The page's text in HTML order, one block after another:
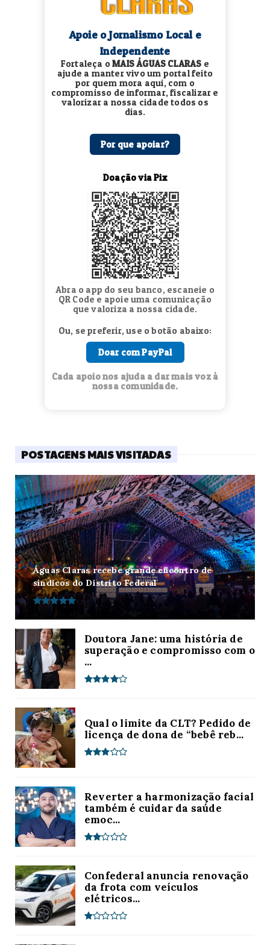
Apoie o Jornalismo Local e
Independente
Fortaleça oMAIS ÁGUAS CLARAS e
ajude a manter vivo um portal feito
por quem mora aqui, com o
compromisso de informar, fiscalizar e
valorizar a nossa cidade todos os
dias.
Por que apoiar?
Doação via Pix
Abra o app do seu banco, escaneie o
QR Code e apoie uma comunicação
que valoriza a nossa cidade.
Ou, se preferir, use o botão abaixo:
Doar com PayPal
Cada apoio nos ajuda a dar mais voz à
nossa comunidade.
POSTAGENS MAIS VISITADAS
Águas Claras recebe grande encontro de
síndicos do Distrito Federal
Doutora Jane: uma história de
superação e compromisso com o
...
Qual o limite da CLT? Pedido de
licença de dona de “bebê reb...
Reverter a harmonização facial
também é cuidar da saúde
emoc...
Confederal anuncia renovação
da frota com veículos
elétricos...